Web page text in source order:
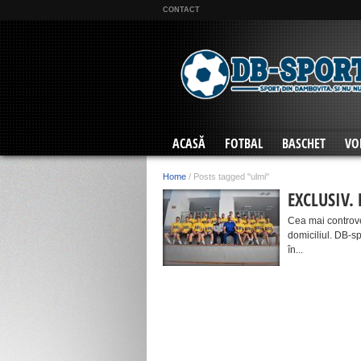
CONTACT
ACASĂ FOTBAL BASCHET
Home / Posts tagged "ulmi"
Cea mai
domiciliul. DB-
în...